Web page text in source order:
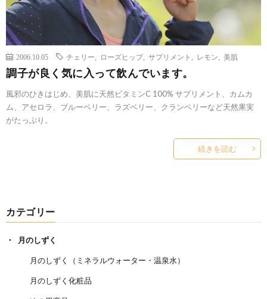
2006.10.05 チェリー ローズヒップ, サプリメント レモン 美肌
調子が良く気に入って飲んでいます。
風邪のひきはじめ、美肌に天然ビタミンC 100% サプリメント、カムカ
ム、アセロラ、ブルーベリー、ラズベリー、クランベリーなど天然果実
がたっぷり。
続きを読む
カテゴリー
月のしずく
月のしずく（ミネラルウォーター・温泉水）
月のしずく化粧品